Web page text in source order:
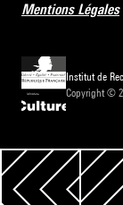
Mentions Légales
Institut de
Copyright ©